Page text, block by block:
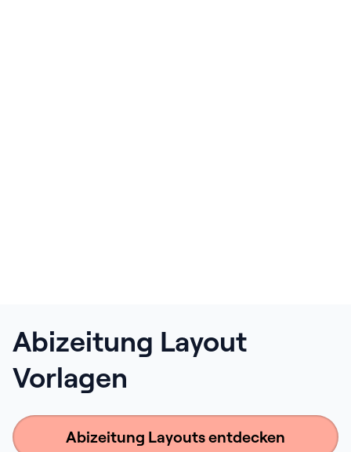
Abizeitung Layout
Vorlagen
Abizeitung Layouts entdecken